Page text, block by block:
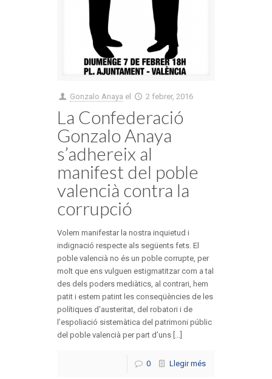
Gonzalo Anaya el 2 febrer, 2016
La Confederació
Gonzalo Anaya
s’adhereix al
manifest del poble
valencià contra la
corrupció
Volem manifestar la nostra inquietud i
indignació respecte als següents fets. El
poble valencià no és un poble corrupte, per
molt que ens vulguen estigmatitzar com a tal
des dels poders mediàtics, al contrari, hem
patit i estem patint les conseqüències de les
polítiques d’austeritat, del robatori i de
l’espoliació sistemàtica del patrimoni públic
del poble valencià per part d’uns [...]
0 Llegir més